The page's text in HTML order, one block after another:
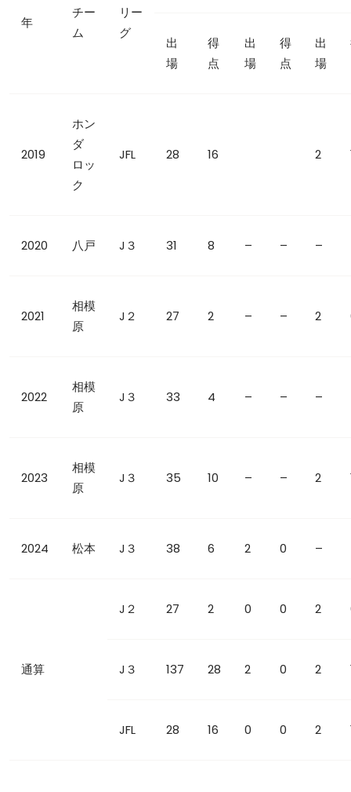
年
チー
ム
リー
グ
出
場
得
点
出
場
得
点
出
場
2019
ホン
ダ
ロッ
ク
JFL 28 16 2
2020 八戸 J３ 31 8 – – –
2021
相模
原
J２ 27 2 – – 2
2022
相模
原
J３ 33 4 – – –
2023
相模
原
J３ 35 10 – – 2
2024 松本 J３ 38 6 2 0 –
通算
J２ 27 2 0 0 2
J３ 137 28 2 0 2
JFL 28 16 0 0 2